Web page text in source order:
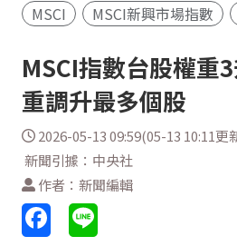
MSCI
MSCI新興市場指數
MSCI指數台股權重
重調升最多個股
2026-05-13 09:59(05-13 10:11更
新聞引據：中央社
作者：新聞編輯